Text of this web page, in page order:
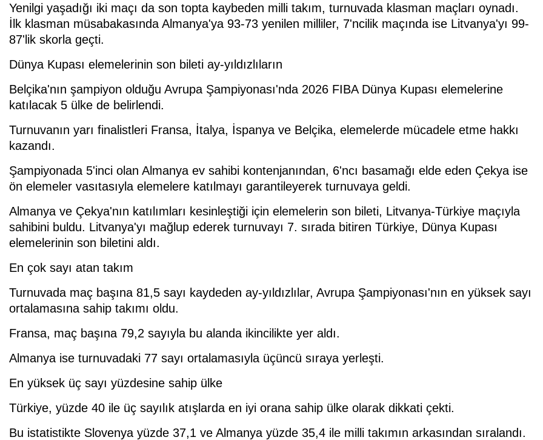
Yenilgi yaşadığı iki maçı da son topta kaybeden milli takım, turnuvada klasman maçları oynadı.
İlk klasman müsabakasında Almanya'ya 93-73 yenilen milliler, 7'ncilik maçında ise Litvanya'yı 99-
87'lik skorla geçti.
Dünya Kupası elemelerinin son bileti ay-yıldızlıların
Belçika'nın şampiyon olduğu Avrupa Şampiyonası'nda 2026 FIBA Dünya Kupası elemelerine
katılacak 5 ülke de belirlendi.
Turnuvanın yarı finalistleri Fransa, İtalya, İspanya ve Belçika, elemelerde mücadele etme hakkı
kazandı.
Şampiyonada 5'inci olan Almanya ev sahibi kontenjanından, 6'ncı basamağı elde eden Çekya ise
ön elemeler vasıtasıyla elemelere katılmayı garantileyerek turnuvaya geldi.
Almanya ve Çekya'nın katılımları kesinleştiği için elemelerin son bileti, Litvanya-Türkiye maçıyla
sahibini buldu. Litvanya'yı mağlup ederek turnuvayı 7. sırada bitiren Türkiye, Dünya Kupası
elemelerinin son biletini aldı.
En çok sayı atan takım
Turnuvada maç başına 81,5 sayı kaydeden ay-yıldızlılar, Avrupa Şampiyonası'nın en yüksek sayı
ortalamasına sahip takımı oldu.
Fransa, maç başına 79,2 sayıyla bu alanda ikincilikte yer aldı.
Almanya ise turnuvadaki 77 sayı ortalamasıyla üçüncü sıraya yerleşti.
En yüksek üç sayı yüzdesine sahip ülke
Türkiye, yüzde 40 ile üç sayılık atışlarda en iyi orana sahip ülke olarak dikkati çekti.
Bu istatistikte Slovenya yüzde 37,1 ve Almanya yüzde 35,4 ile milli takımın arkasından sıralandı.